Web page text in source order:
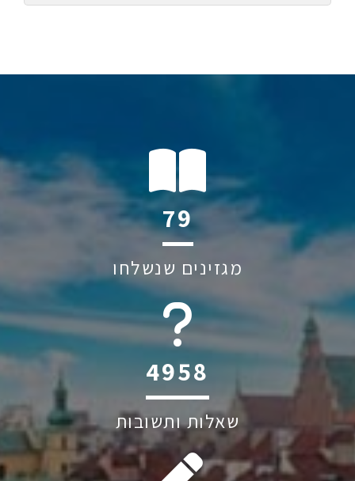
107
מגזינים שנשלחו
6045
שאלות ותשובות